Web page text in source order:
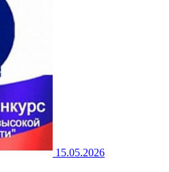
15.05.2026